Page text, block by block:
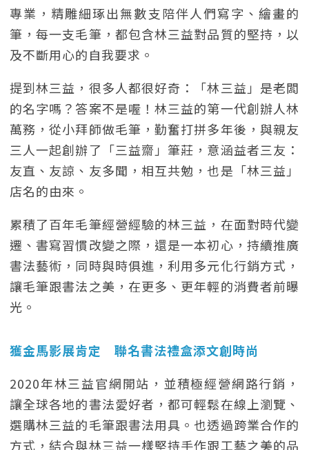
專業，精雕細琢出無數支陪伴人們寫字、繪畫的
筆，每一支毛筆，都包含林三益對品質的堅持，以
及不斷用心的自我要求。
提到林三益，很多人都很好奇：「林三益」是老闆
的名字嗎？答案不是喔！林三益的第一代創辦人林
萬務，從小拜師做毛筆，勤奮打拼多年後，與親友
三人一起創辦了「三益齋」筆莊，意涵益者三友：
友直、友諒、友多聞，相互共勉，也是「林三益」
店名的由來。
累積了百年毛筆經營經驗的林三益，在面對時代變
遷、書寫習慣改變之際，還是一本初心，持續推廣
書法藝術，同時與時俱進，利用多元化行銷方式，
讓毛筆跟書法之美，在更多、更年輕的消費者前曝
光。
獲金馬影展肯定 聯名書法禮盒添文創時尚
2020年林三益官網開站，並積極經營網路行銷，
讓全球各地的書法愛好者，都可輕鬆在線上瀏覽、
選購林三益的毛筆跟書法用具。也透過跨業合作的
方式，結合與林三益一樣堅持手作跟工藝之美的品